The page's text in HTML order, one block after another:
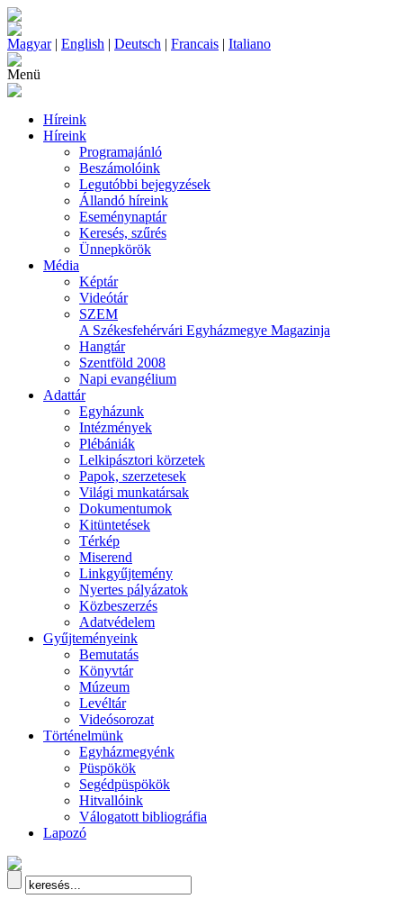
Magyar| English | Deutsch | Francais | Italiano
Menü
Híreink
Híreink
Programajánló
Beszámolóink
Legutóbbi bejegyzések
Állandó híreink
Eseménynaptár
Keresés, szűrés
Ünnepkörök
Média
Képtár
Videótár
SZEM
A Székesfehérvári Egyházmegye Magazinja
Hangtár
Szentföld 2008
Napi evangélium
Adattár
Egyházunk
Intézmények
Plébániák
Lelkipásztori körzetek
Papok, szerzetesek
Világi munkatársak
Dokumentumok
Kitüntetések
Térkép
Miserend
Linkgyűjtemény
Nyertes pályázatok
Közbeszerzés
Adatvédelem
Gyűjteményeink
Bemutatás
Könyvtár
Múzeum
Levéltár
Videósorozat
Történelmünk
Egyházmegyénk
Püspökök
Segédpüspökök
Hitvallóink
Válogatott bibliográfia
Lapozó